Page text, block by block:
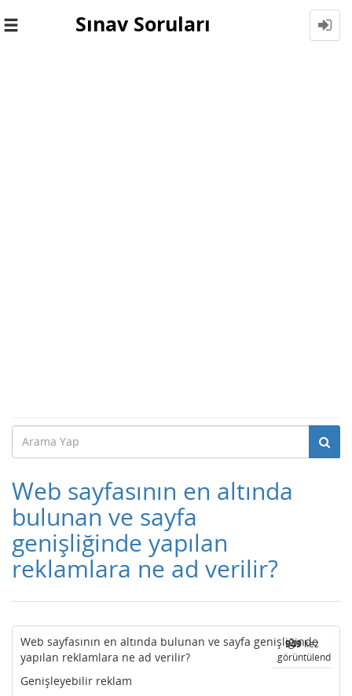
Toggle
Sınav Soruları
Web sayfasının en altında
bulunan ve sayfa
genişliğinde yapılan
reklamlara ne ad verilir?
949kez
görüntülendi
Web sayfasının en altında bulunan ve sayfa genişliğinde
yapılan reklamlara ne ad verilir?
Genişleyebilir reklam